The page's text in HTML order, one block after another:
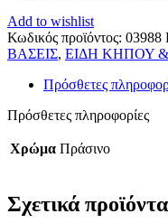
Add to wishlist
Κωδικός προϊόντος: 03988
ΒΑΣΕΙΣ, ΕΙΔΗ ΚΗΠΟΥ
Πρόσθετες
Πρόσθετες πληροφορίες
Χρώμα Πράσινο
Σχετικά προϊόντα